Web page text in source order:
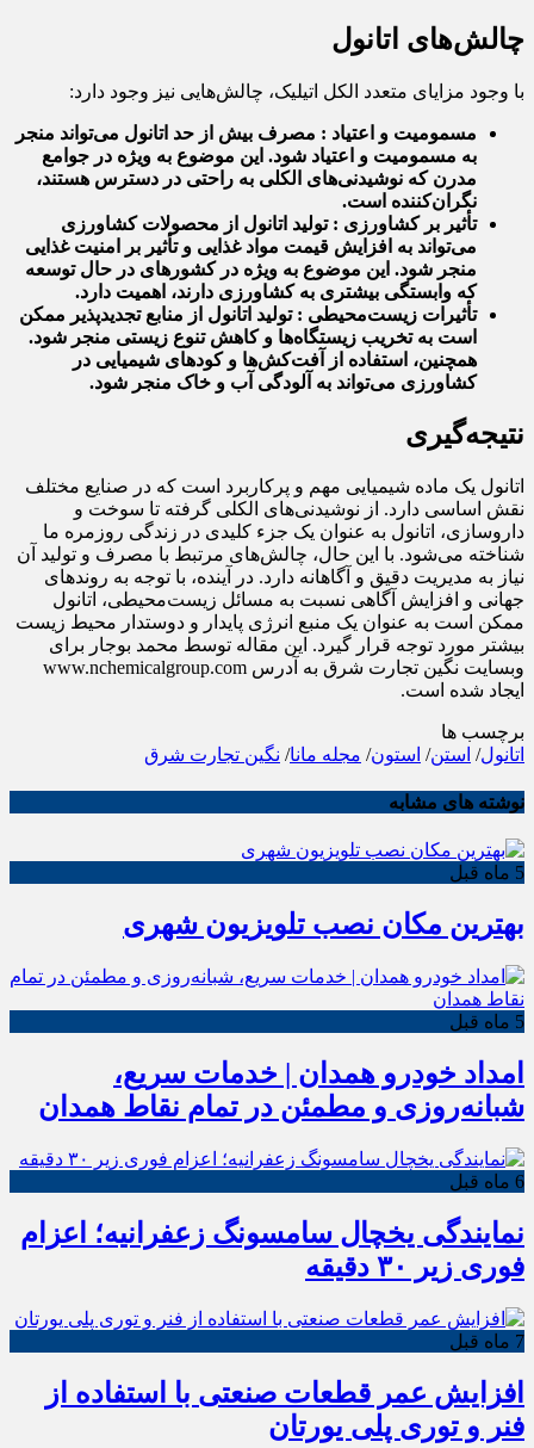
چالش‌های اتانول
با وجود مزایای متعدد الکل اتیلیک، چالش‌هایی نیز وجود دارد:
مسمومیت و اعتیاد : مصرف بیش از حد اتانول می‌تواند منجر
به مسمومیت و اعتیاد شود. این موضوع به ویژه در جوامع
مدرن که نوشیدنی‌های الکلی به راحتی در دسترس هستند،
نگران‌کننده است.
تأثیر بر کشاورزی : تولید اتانول از محصولات کشاورزی
می‌تواند به افزایش قیمت مواد غذایی و تأثیر بر امنیت غذایی
منجر شود. این موضوع به ویژه در کشورهای در حال توسعه
که وابستگی بیشتری به کشاورزی دارند، اهمیت دارد.
تأثیرات زیست‌محیطی : تولید اتانول از منابع تجدیدپذیر ممکن
است به تخریب زیستگاه‌ها و کاهش تنوع زیستی منجر شود.
همچنین، استفاده از آفت‌کش‌ها و کودهای شیمیایی در
کشاورزی می‌تواند به آلودگی آب و خاک منجر شود.
نتیجه‌گیری
اتانول یک ماده شیمیایی مهم و پرکاربرد است که در صنایع مختلف
نقش اساسی دارد. از نوشیدنی‌های الکلی گرفته تا سوخت و
داروسازی، اتانول به عنوان یک جزء کلیدی در زندگی روزمره ما
شناخته می‌شود. با این حال، چالش‌های مرتبط با مصرف و تولید آن
نیاز به مدیریت دقیق و آگاهانه دارد. در آینده، با توجه به روندهای
جهانی و افزایش آگاهی نسبت به مسائل زیست‌محیطی، اتانول
ممکن است به عنوان یک منبع انرژی پایدار و دوستدار محیط زیست
بیشتر مورد توجه قرار گیرد. این مقاله توسط محمد بوجار برای
وبسایت نگین تجارت شرق به آدرس www.nchemicalgroup.com
ایجاد شده است.
برچسب ها
اتانول/ استن/ استون/ مجله مانا/ نگین تجارت شرق
نوشته های مشابه
5 ماه قبل
بهترین مکان نصب تلویزیون شهری
5 ماه قبل
امداد خودرو همدان | خدمات سریع،
شبانه‌روزی و مطمئن در تمام نقاط همدان
6 ماه قبل
نمایندگی یخچال سامسونگ زعفرانیه؛ اعزام
فوری زیر ۳۰ دقیقه
7 ماه قبل
افزایش عمر قطعات صنعتی با استفاده از
فنر و توری پلی یورتان